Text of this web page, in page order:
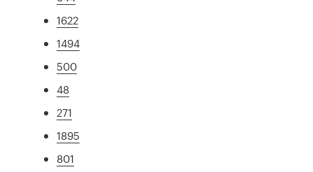
1622
1494
500
48
271
1895
801